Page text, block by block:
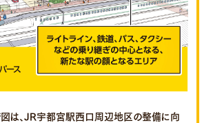
は、JR宇都宮駅西口周辺地区の整備に向